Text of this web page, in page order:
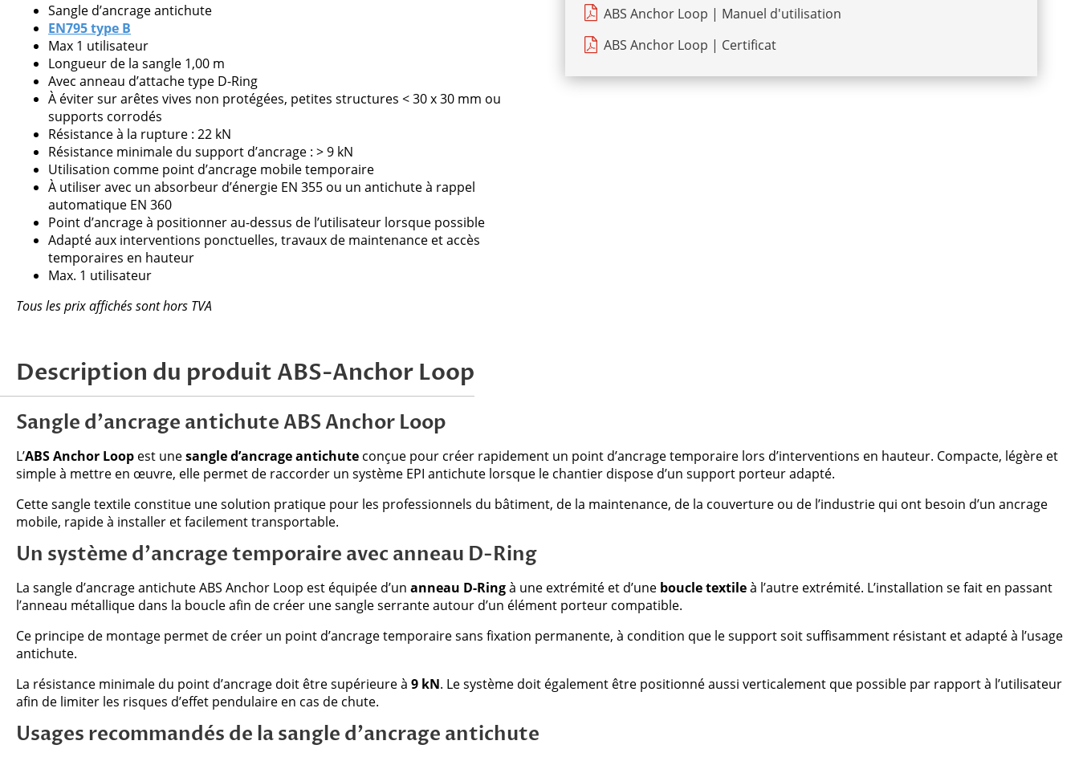
Veuillez
laisser
champ
vide.
Sangle d’ancrage antichute
EN795 type B
Max 1 utilisateur
Longueur de la sangle 1,00 m
Avec anneau d’attache type D-Ring
À éviter sur arêtes vives non protégées, petites structures < 30 x 30 mm ou
supports corrodés
Résistance à la rupture : 22 kN
Résistance minimale du support d’ancrage : > 9 kN
Utilisation comme point d’ancrage mobile temporaire
À utiliser avec un absorbeur d’énergie EN 355 ou un antichute à rappel
automatique EN 360
Point d’ancrage à positionner au-dessus de l’utilisateur lorsque possible
Adapté aux interventions ponctuelles, travaux de maintenance et accès
temporaires en hauteur
Max. 1 utilisateur
Tous les prix affichés sont hors TVA
ABS Anchor Loop | Manuel d'utilisation
ABS Anchor Loop | Certificat
Description du produit ABS-Anchor Loop
Sangle d’ancrage antichute ABS Anchor Loop
L’ABS Anchor Loop est unesangle d’ancrage antichute conçue pour créer rapidement un point d’ancrage temporaire lors d’interventions en hauteur. Compacte, légère et
simple à mettre en œuvre, elle permet de raccorder un système EPI antichute lorsque le chantier dispose d’un support porteur adapté.
Cette sangle textile constitue une solution pratique pour les professionnels du bâtiment, de la maintenance, de la couverture ou de l’industrie qui ont besoin d’un ancrage
mobile, rapide à installer et facilement transportable.
Un système d’ancrage temporaire avec anneau D-Ring
La sangle d’ancrage antichute ABS Anchor Loop est équipée d’un anneau D-Ringà une extrémité et d’une boucle textileà l’autre extrémité. L’installation se fait en passant
l’anneau métallique dans la boucle afin de créer une sangle serrante autour d’un élément porteur compatible.
Ce principe de montage permet de créer un point d’ancrage temporaire sans fixation permanente, à condition que le support soit suffisamment résistant et adapté à l’usage
antichute.
La résistance minimale du point d’ancrage doit être supérieure à 9 kN. Le système doit également être positionné aussi verticalement que possible par rapport à l’utilisateur
afin de limiter les risques d’effet pendulaire en cas de chute.
Usages recommandés de la sangle d’ancrage antichute